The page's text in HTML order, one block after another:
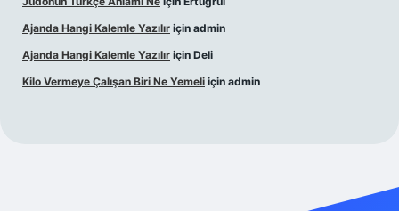
Ajanda Hangi Kalemle Yazılır için admin
Ajanda Hangi Kalemle Yazılır için Deli
Kilo Vermeye Çalışan Biri Ne Yemeli için admin